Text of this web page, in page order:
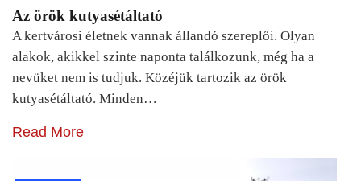
Az örök kutyasétáltató
A kertvárosi életnek vannak állandó szereplői. Olyan
alakok, akikkel szinte naponta találkozunk, még ha a
nevüket nem is tudjuk. Közéjük tartozik az örök
kutyasétáltató. Minden…
Read More